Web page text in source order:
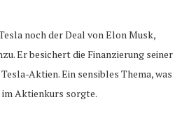
noch der Deal von Elon Musk,
Er besichert die Finanzierung seiner
Aktien. Ein sensibles Thema, was
Aktienkurs sorgte.